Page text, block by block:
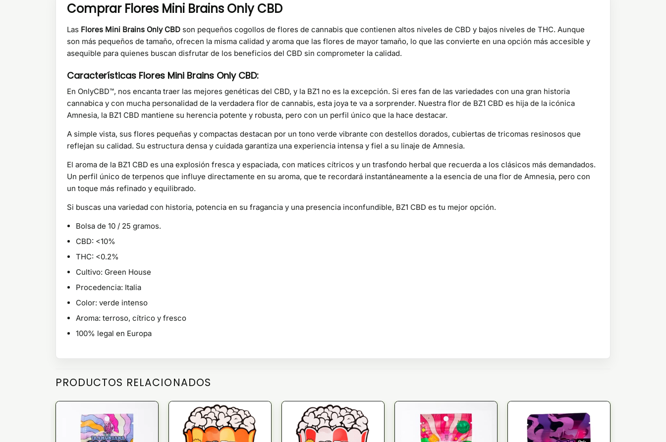
Comprar Flores Mini Brains Only CBD
Las Flores Mini Brains Only CBD son pequeños cogollos de flores de cannabis que contienen altos niveles de CBD y bajos niveles de THC. Aunque
son más pequeños de tamaño, ofrecen la misma calidad y aroma que las flores de mayor tamaño, lo que las convierte en una opción más accesible y
asequible para quienes buscan disfrutar de los beneficios del CBD sin comprometer la calidad.
Características Flores Mini Brains Only CBD:
En OnlyCBD™, nos encanta traer las mejores genéticas del CBD, y la BZ1 no es la excepción. Si eres fan de las variedades con una gran historia
cannabica y con mucha personalidad de la verdadera flor de cannabis, esta joya te va a sorprender. Nuestra flor de BZ1 CBD es hija de la icónica
Amnesia, la BZ1 CBD mantiene su herencia potente y robusta, pero con un perfil único que la hace destacar.
A simple vista, sus flores pequeñas y compactas destacan por un tono verde vibrante con destellos dorados, cubiertas de tricomas resinosos que
reflejan su calidad. Su estructura densa y cuidada garantiza una experiencia intensa y fiel a su linaje de Amnesia.
El aroma de la BZ1 CBD es una explosión fresca y espaciada, con matices cítricos y un trasfondo herbal que recuerda a los clásicos más demandados.
Un perfil único de terpenos que influye directamente en su aroma, que te recordará instantáneamente a la esencia de una flor de Amnesia, pero con
un toque más refinado y equilibrado.
Si buscas una variedad con historia, potencia en su fragancia y una presencia inconfundible, BZ1 CBD es tu mejor opción.
Bolsa de 10 / 25 gramos.
CBD: <10%
THC: <0.2%
Cultivo: Green House
Procedencia: Italia
Color: verde intenso
Aroma: terroso, cítrico y fresco
100% legal en Europa
PRODUCTOS RELACIONADOS